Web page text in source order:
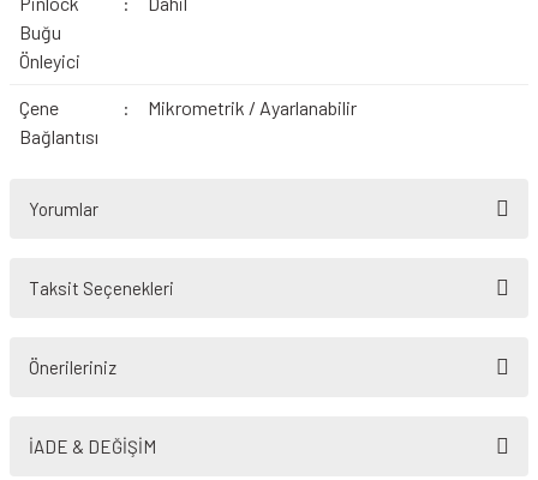
Buğu
Önleyici
Çene
Bağlantısı
: Mikrometrik / Ayarlanabilir
Yorumlar
Taksit Seçenekleri
Önerileriniz
yetersiz gördüğünüz noktaları öneri formunu kullanarak tarafımıza
İADE & DEĞİŞİM